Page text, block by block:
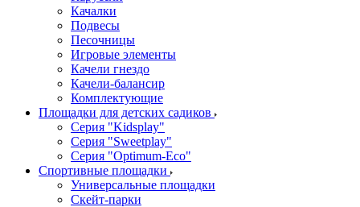
Качалки
Подвесы
Песочницы
Игровые элементы
Качели гнездо
Качели-балансир
Комплектующие
Площадки для детских садиков
Серия "Kidsplay"
Серия "Sweetplay"
Серия "Оptimum-Еco"
Спортивные площадки
Универсальные площадки
Скейт-парки